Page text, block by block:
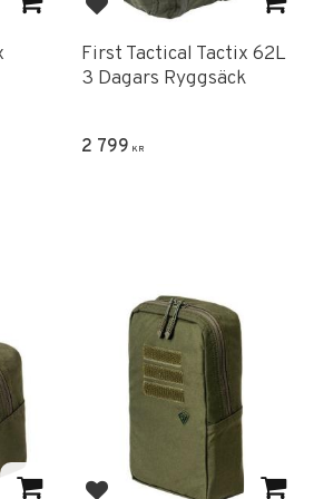
Add to favorites
First Tactical Tactix 62L
3 Dagars Ryggsäck
2 799 KR